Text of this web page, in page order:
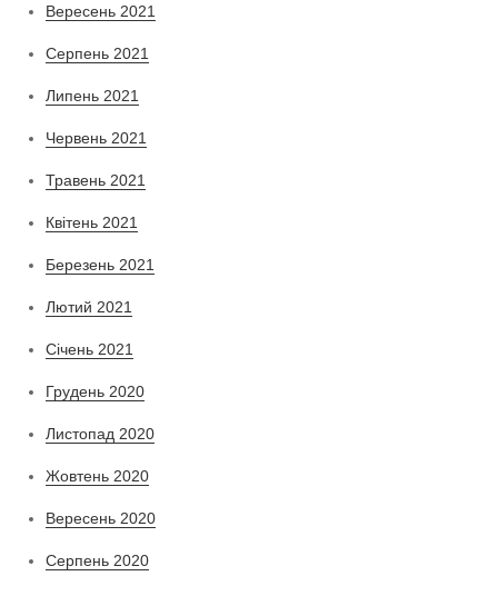
Вересень 2021
Серпень 2021
Липень 2021
Червень 2021
Травень 2021
Квітень 2021
Березень 2021
Лютий 2021
Січень 2021
Грудень 2020
Листопад 2020
Жовтень 2020
Вересень 2020
Серпень 2020